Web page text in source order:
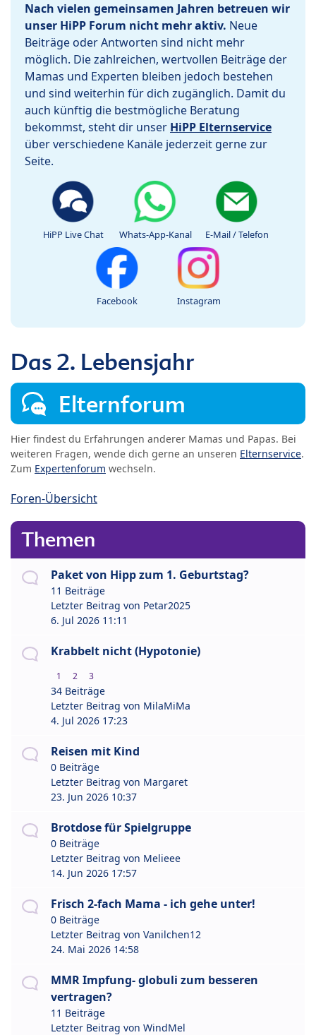
Nach vielen gemeinsamen Jahren betreuen wir
unser HiPP Forum nicht mehr aktiv. Neue
Beiträge oder Antworten sind nicht mehr
möglich. Die zahlreichen, wertvollen Beiträge der
Mamas und Experten bleiben jedoch bestehen
und sind weiterhin für dich zugänglich. Damit du
auch künftig die bestmögliche Beratung
bekommst, steht dir unser HiPP Elternservice
über verschiedene Kanäle jederzeit gerne zur
Seite.
HiPP Live Chat Whats-App-Kanal E-Mail / Telefon
Facebook Instagram
Das 2. Lebensjahr
Elternforum
Hier findest du Erfahrungen anderer Mamas und Papas. Bei
weiteren Fragen, wende dich gerne an unseren Elternservice.
Zum Expertenforum wechseln.
Foren-Übersicht
Themen
Paket von Hipp zum 1. Geburtstag?
11 Beiträge
Letzter Beitrag von Petar2025
6. Jul 2026 11:11
Krabbelt nicht (Hypotonie)
1 2 3
34 Beiträge
Letzter Beitrag von MilaMiMa
4. Jul 2026 17:23
Reisen mit Kind
0 Beiträge
Letzter Beitrag von Margaret
23. Jun 2026 10:37
Brotdose für Spielgruppe
0 Beiträge
Letzter Beitrag von Melieee
14. Jun 2026 17:57
Frisch 2-fach Mama - ich gehe unter!
0 Beiträge
Letzter Beitrag von Vanilchen12
24. Mai 2026 14:58
MMR Impfung- globuli zum besseren
vertragen?
11 Beiträge
Letzter Beitrag von WindMel